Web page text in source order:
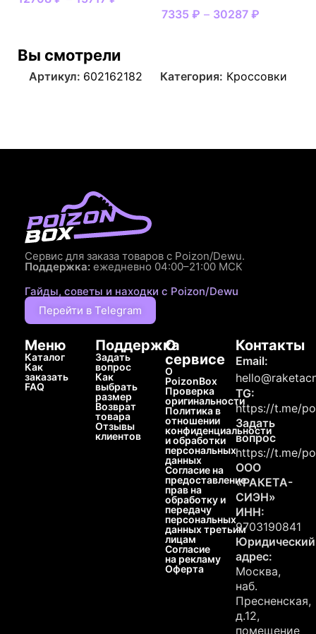
7335 ₽ – 30287 ₽
Вы смотрели
Артикул: 602162182 Категория: Кроссовки
Сервис для заказа товаров с Poizon/Dewu.
Поддержка: ежедневно 04:00–21:00 МСК
Гайды, советы и находки с Poizon/Dewu
Перейти в Telegram
Меню
Каталог
Как
заказать
FAQ
Поддержка
Задать
вопрос
Как
выбрать
размер
Возврат
товара
Отзывы
клиентов
О
сервисе
О
PoizonBox
Проверка
оригинальности
Политика в
отношении
конфиденциальности
и обработки
персональных
данных
Согласие на
предоставление
прав на
обработку и
передачу
персональных
данных третьим
лицам
Согласие
на рекламу
Оферта
Контакты
Email:
TG:
https://t.me/
Задать
вопрос
https://t.me/
ООО
«РАКЕТА-
СИЭН»
ИНН:
9703190841
Юридический
адрес:
Москва,
наб.
Пресненская,
д.12,
помещение